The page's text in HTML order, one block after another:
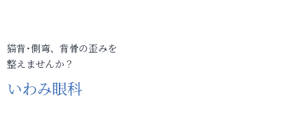
猫背･側弯、背骨の歪みを
整えませんか？
いわみ眼科